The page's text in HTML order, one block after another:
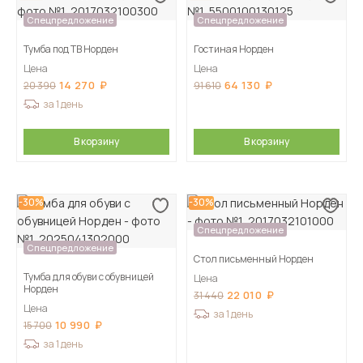
Спецпредложение
Тумба под ТВ Норден
Цена
20 390 14 270
за 1 день
В корзину
Спецпредложение
Гостиная Норден
Цена
91 610 64 130
В корзину
-30%
Спецпредложение
Тумба для обуви с обувницей
Норден
Цена
15 700 10 990
за 1 день
-30%
Спецпредложение
Стол письменный Норден
Цена
31 440 22 010
за 1 день